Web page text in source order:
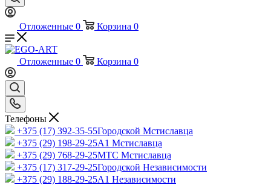
Отложенные 0 Корзина 0
Отложенные 0 Корзина 0
Телефоны
+375 (17) 392-35-55Городской Мстиславца
+375 (29) 198-29-25A1 Мстиславца
+375 (29) 768-29-25МТС Мстиславца
+375 (17) 317-29-25Городской Независимости
+375 (29) 188-29-25A1 Независимости